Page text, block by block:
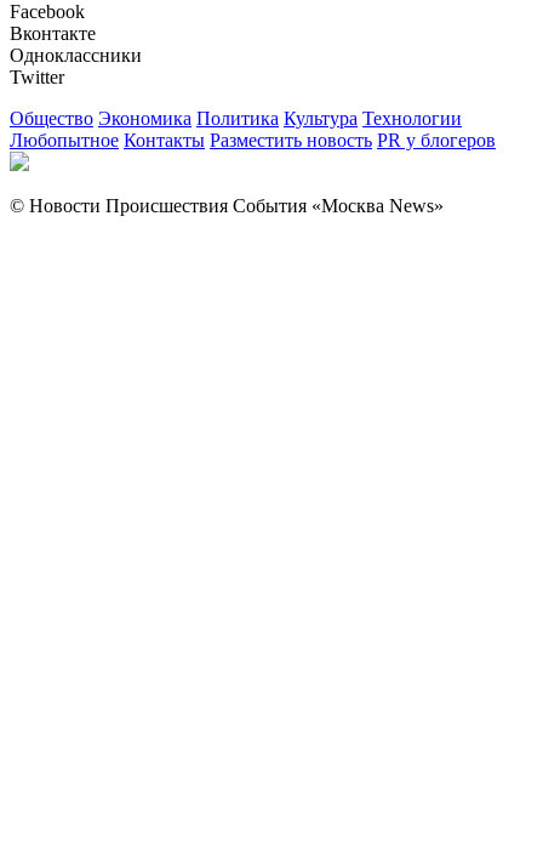
Facebook
Вконтакте
Одноклассники
Twitter
Общество Экономика Политика Культура Технологии
Любопытное Контакты Разместить новость PR у блогеров
© Новости Происшествия События «Москва News»